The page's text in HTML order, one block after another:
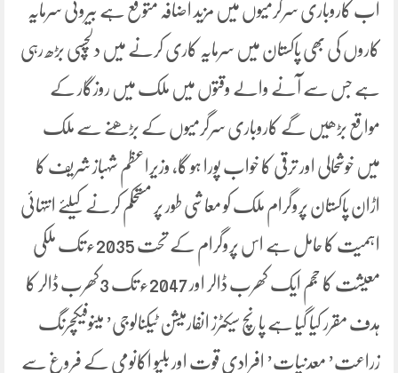
اب کاروباری سرگرمیوں میں مزید اضافہ متوقع ہے بیرونی سرمایہ
کاروں کی بھی پاکستان میں سرمایہ کاری کرنے میں دلچسپی بڑھ رہی
ہے جس سے آنے والے وقتوں میں ملک میں روزگار کے
مواقع بڑھیں گے کاروباری سرگرمیوں کے بڑھنے سے ملک
میں خوشحالی اور ترقی کا خواب پورا ہو گا، وزیراعظم شہباز شریف کا
اڑان پاکستان پروگرام ملک کو معاشی طور پر مستحکم کرنے کیلئے انتہائی
اہمیت کا حامل ہے اس پروگرام کے تحت 2035ء تک ملکی
معیشت کا حجم ایک کھرب ڈالر اور 2047ء تک 3کھرب ڈالر کا
ہدف مقرر کیا گیا ہے پانچ سیکٹرز انفارمیشن ٹیکنالوجی’ مینوفیکچرنگ
زراعت’ معدنیات’ افرادی قوت اور بلیو اکانومی کے فروغ سے